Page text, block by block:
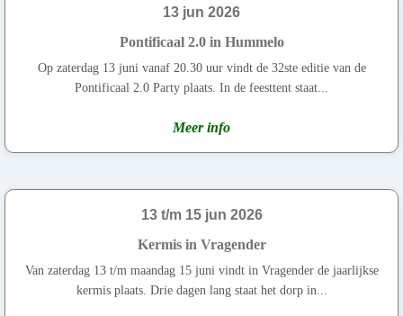
13 jun 2026
Pontificaal 2.0 in Hummelo
Op zaterdag 13 juni vanaf 20.30 uur vindt de 32ste editie van de
Pontificaal 2.0 Party plaats. In de feesttent staat...
Meer info
13 t/m 15 jun 2026
Kermis in Vragender
Van zaterdag 13 t/m maandag 15 juni vindt in Vragender de jaarlijkse
kermis plaats. Drie dagen lang staat het dorp in...